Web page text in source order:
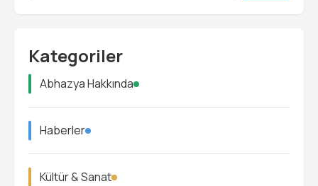
Kategoriler
Abhazya Hakkında
Haberler
Kültür & Sanat